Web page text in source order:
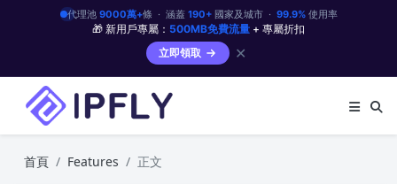
代理池 9000萬+條 · 涵蓋 190+國家及城市 · 99.9%使用率
🎁 新用戶專屬： 500MB免費流量 + 專屬折扣
立即領取
✕
首頁 Features 正文